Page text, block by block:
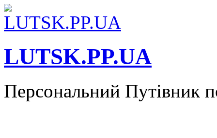
LUTSK.PP.UA
Персональний Путівник